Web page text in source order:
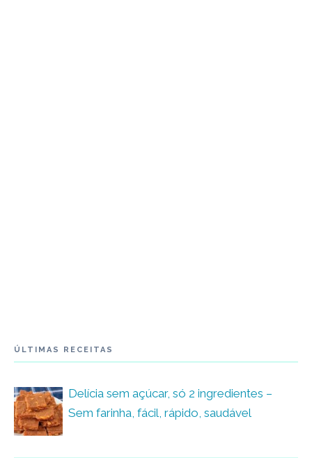
ÚLTIMAS RECEITAS
Delícia sem açúcar, só 2 ingredientes –
Sem farinha, fácil, rápido, saudável